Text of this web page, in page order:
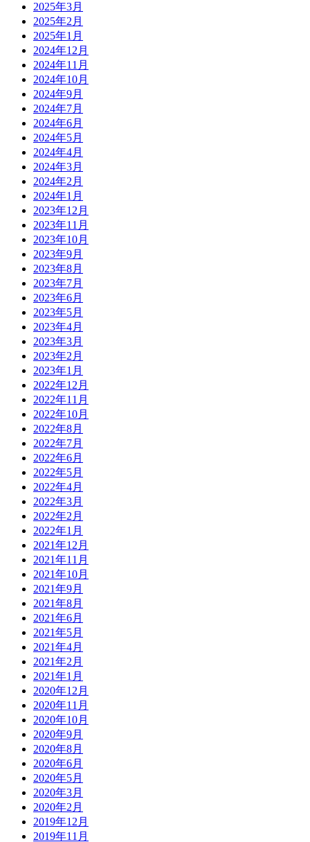
2025年3月
2025年2月
2025年1月
2024年12月
2024年11月
2024年10月
2024年9月
2024年7月
2024年6月
2024年5月
2024年4月
2024年3月
2024年2月
2024年1月
2023年12月
2023年11月
2023年10月
2023年9月
2023年8月
2023年7月
2023年6月
2023年5月
2023年4月
2023年3月
2023年2月
2023年1月
2022年12月
2022年11月
2022年10月
2022年8月
2022年7月
2022年6月
2022年5月
2022年4月
2022年3月
2022年2月
2022年1月
2021年12月
2021年11月
2021年10月
2021年9月
2021年8月
2021年6月
2021年5月
2021年4月
2021年2月
2021年1月
2020年12月
2020年11月
2020年10月
2020年9月
2020年8月
2020年6月
2020年5月
2020年3月
2020年2月
2019年12月
2019年11月